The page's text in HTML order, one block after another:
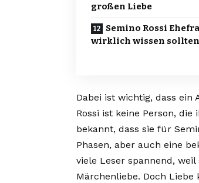
großen Liebe
Semino Rossi
wirklich wissen sollten
Dabei ist wichtig, dass ein
Rossi ist keine Person,
bekannt, dass sie für
Phasen, aber auch eine
viele Leser spannend,
Märchenliebe. Doch